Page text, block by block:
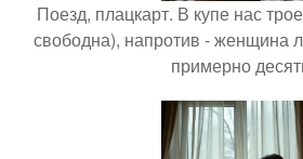
Поезд, плацкарт. В купе нас
свободна), напротив - женщина
примерно